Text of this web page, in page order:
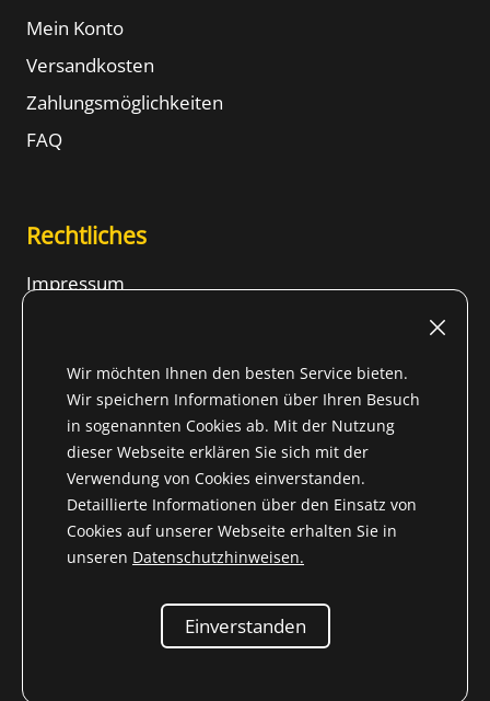
Mein Konto
Versandkosten
Zahlungsmöglichkeiten
FAQ
Rechtliches
Impressum
Datenschutzhinweise
Inhalt
© 2004-2026 Niemöller
Lieferland wechseln) zzgl.Versandkosten
Nachnahmegebühren, wenn nicht anders beschrieben
Wir möchten Ihnen den besten Service bieten.
Wir speichern Informationen über Ihren Besuch
in sogenannten Cookies ab. Mit der Nutzung
dieser Webseite erklären Sie sich mit der
Verwendung von Cookies einverstanden.
Detaillierte Informationen über den Einsatz von
Cookies auf unserer Webseite erhalten Sie in
unseren Datenschutzhinweisen.
Einverstanden